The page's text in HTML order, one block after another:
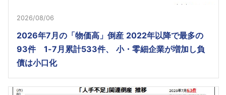
2026/08/06
2026年7月の「物価高」倒産 2022年以降で最多の
93件 1-7月累計533件、 小・零細企業が増加し負
債は小口化